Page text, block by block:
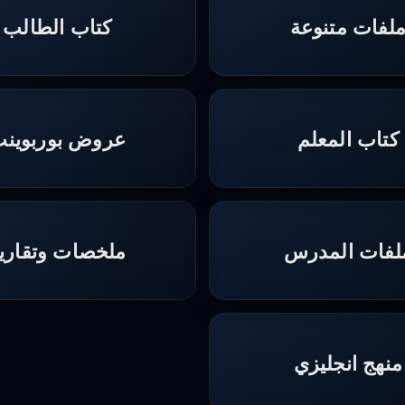
ملفات متنوعة كتاب الطالب
كتاب المعلم عروض
المدرس ملخصات
منهج انجليزي